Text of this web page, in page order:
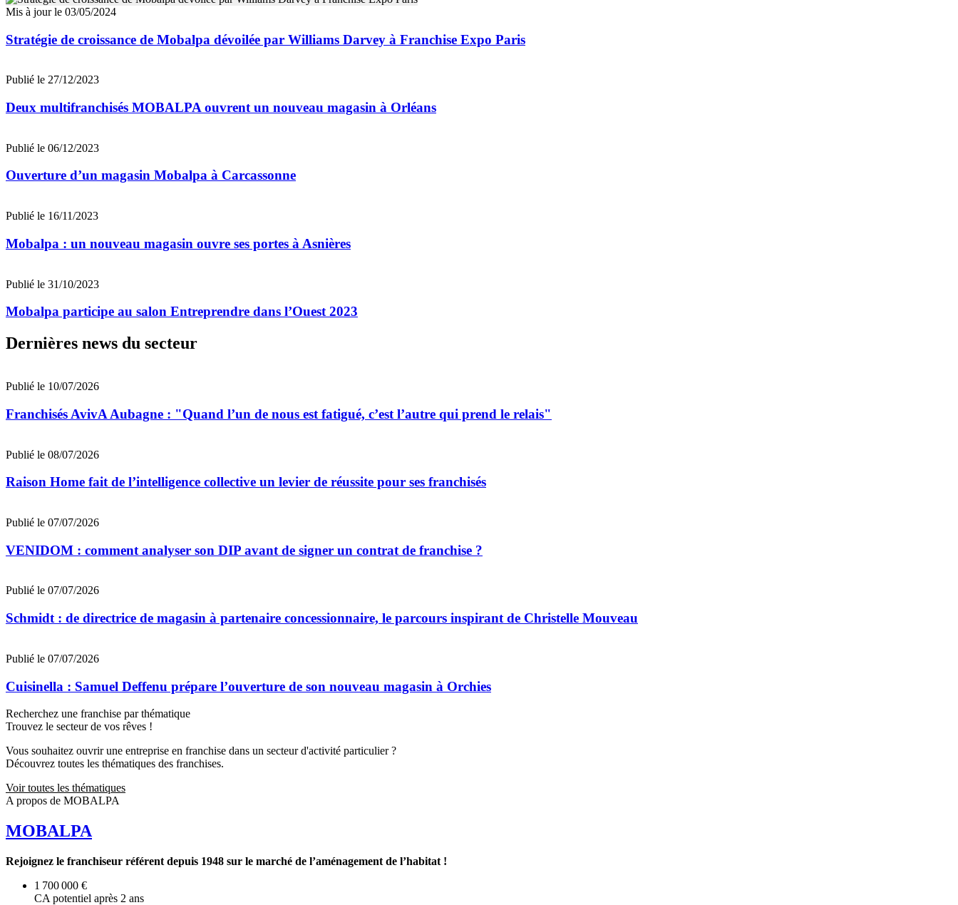
Mis à jour le 03/05/2024
Stratégie de croissance de Mobalpa dévoilée par Williams Darvey à Franchise Expo Paris
Publié le 27/12/2023
Deux multifranchisés MOBALPA ouvrent un nouveau magasin à Orléans
Publié le 06/12/2023
Ouverture d’un magasin Mobalpa à Carcassonne
Publié le 16/11/2023
Mobalpa : un nouveau magasin ouvre ses portes à Asnières
Publié le 31/10/2023
Mobalpa participe au salon Entreprendre dans l’Ouest 2023
Dernières news du secteur
Publié le 10/07/2026
Franchisés AvivA Aubagne : "Quand l’un de nous est fatigué, c’est l’autre qui prend le relais"
Publié le 08/07/2026
Raison Home fait de l’intelligence collective un levier de réussite pour ses franchisés
Publié le 07/07/2026
VENIDOM : comment analyser son DIP avant de signer un contrat de franchise ?
Publié le 07/07/2026
Schmidt : de directrice de magasin à partenaire concessionnaire, le parcours inspirant de Christelle Mouveau
Publié le 07/07/2026
Cuisinella : Samuel Deffenu prépare l’ouverture de son nouveau magasin à Orchies
Recherchez une franchise par thématique
Trouvez le secteur de vos rêves !
Vous souhaitez ouvrir une entreprise en franchise dans un secteur d'activité particulier ?
Découvrez toutes les thématiques des franchises.
Voir toutes les thématiques
A propos de MOBALPA
MOBALPA
Rejoignez le franchiseur référent depuis 1948 sur le marché de l’aménagement de l’habitat !
1 700 000 €
CA potentiel après 2 ans